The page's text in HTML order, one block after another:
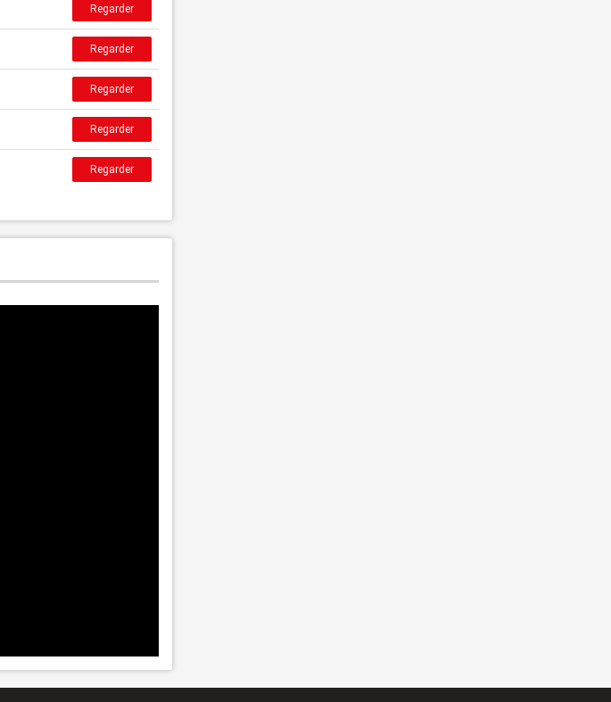
Regarder
Regarder
Regarder
Regarder
Regarder